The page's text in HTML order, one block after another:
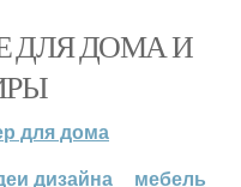
ДЛЯ ДОМА И
для дома
дизайна мебель